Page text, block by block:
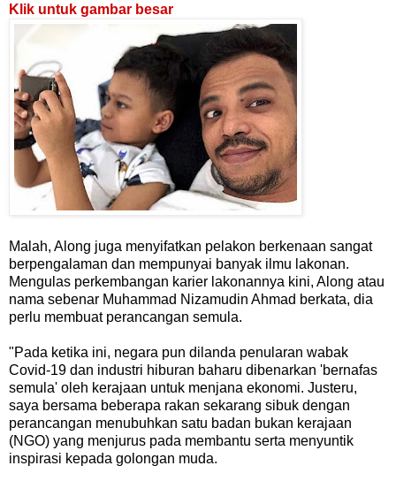
Klik untuk gambar besar
Malah, Along juga menyifatkan pelakon berkenaan sangat
berpengalaman dan mempunyai banyak ilmu lakonan.
Mengulas perkembangan karier lakonannya kini, Along atau
nama sebenar Muhammad Nizamudin Ahmad berkata, dia
perlu membuat perancangan semula.
"Pada ketika ini, negara pun dilanda penularan wabak
Covid-19 dan industri hiburan baharu dibenarkan 'bernafas
semula' oleh kerajaan untuk menjana ekonomi. Justeru,
saya bersama beberapa rakan sekarang sibuk dengan
perancangan menubuhkan satu badan bukan kerajaan
(NGO) yang menjurus pada membantu serta menyuntik
inspirasi kepada golongan muda.